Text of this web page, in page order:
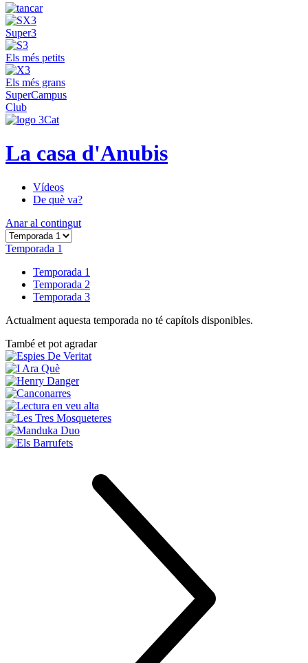
Super3
Els més petits
Els més grans
SuperCampus
Club
La casa d'Anubis
Vídeos
De què va?
Anar al contingut
Temporada 1
Temporada 1
Temporada 2
Temporada 3
Actualment aquesta temporada no té capítols disponibles.
També et pot agradar